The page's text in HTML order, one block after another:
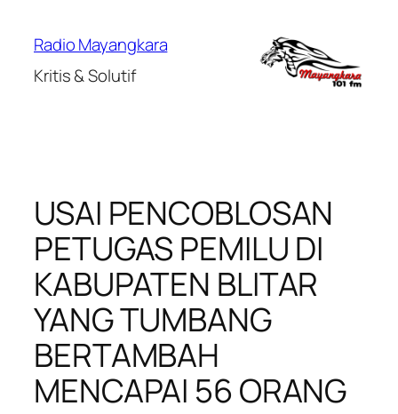
Radio Mayangkara
Kritis & Solutif
USAI PENCOBLOSAN
PETUGAS PEMILU DI
KABUPATEN BLITAR
YANG TUMBANG
BERTAMBAH
MENCAPAI 56 ORANG